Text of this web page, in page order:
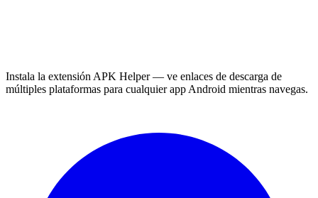
Instala la extensión APK Helper — ve enlaces de descarga de
múltiples plataformas para cualquier app Android mientras navegas.